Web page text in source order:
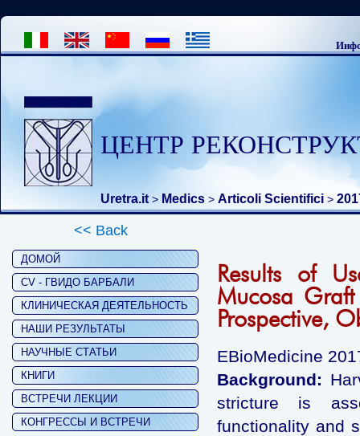
ЦЕНТР
Uretra.it > Medics > Articoli Scientifici >
<< Back
ДОМОЙ
CV - ГВИДО БАРБАЛИ
КЛИНИЧЕСКАЯ ДЕЯТЕЛЬНОСТЬ
НАШИ РЕЗУЛЬТАТЫ
НАУЧНЫЕ СТАТЬИ
КНИГИ
ВСТРЕЧИ ЛЕКЦИИ
КОНГРЕССЫ И ВСТРЕЧИ
Results of
Mucosa
Prospective,
EBioMedicine
Background:
stricture is
functionality and